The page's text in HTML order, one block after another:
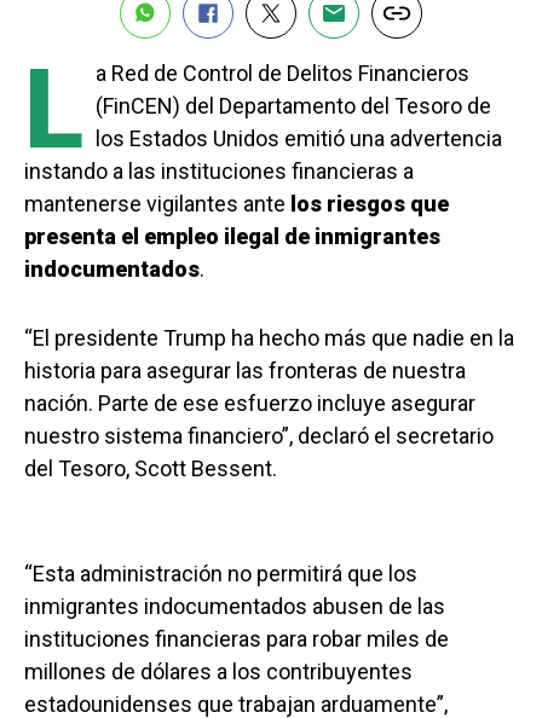
L a Red de Control de Delitos Financieros
(FinCEN) del Departamento del Tesoro de
los Estados Unidos emitió una advertencia
instando a las instituciones financieras a
mantenerse vigilantes ante los riesgos que
presenta el empleo ilegal de inmigrantes
indocumentados.
“El presidente Trump ha hecho más que nadie en la
historia para asegurar las fronteras de nuestra
nación. Parte de ese esfuerzo incluye asegurar
nuestro sistema financiero”, declaró el secretario
del Tesoro, Scott Bessent.
“Esta administración no permitirá que los
inmigrantes indocumentados abusen de las
instituciones financieras para robar miles de
millones de dólares a los contribuyentes
estadounidenses que trabajan arduamente”,